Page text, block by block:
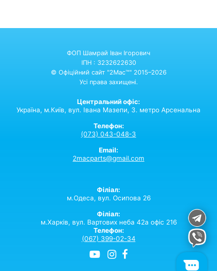
ФОП Шамрай Іван Ігорович
ІПН : 3232622630
© Офіційний сайт "2Mac™" 2015–2026
Усі права захищені.
Центральний офіс:
Україна, м.Київ, вул. Івана Мазепи, 3. метро Арсенальна
Телефон:
(073) 043-048-3
Email:
2macparts@gmail.com
Філіал:
м.Одеса, вул. Осипова 26
Філіал:
м.Харків, вул. Вартових неба 42а офіс 216
Телефон:
(067) 399-02-34